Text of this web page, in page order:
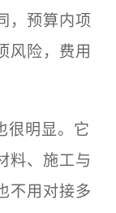
，预算内项
风险，费用
很明显。它
料、施工与
不用对接多